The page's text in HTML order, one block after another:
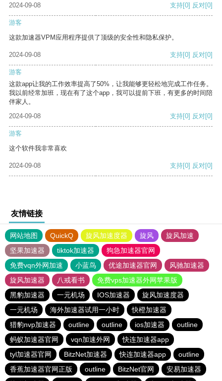
2024-09-08
支持[0] 反对[0]
游客
这款加速器VPM应用程序提供了顶级的安全性和隐私保护。
2024-09-08 支持[0] 反对[0]
游客
这款app让我的工作效率提高了50%，让我能够更轻松地完成工作任务。
我以前经常加班，现在有了这个app，我可以提前下班，有更多的时间陪
伴家人。
2024-09-08
支持[0] 反对[0]
游客
这个软件我非常喜欢
2024-09-08 支持[0] 反对[0]
友情链接
网站地图 QuickQ 旋风加速度器 旋风
旋风加速
坚果加速器
tiktok加速器
狗急加速器官网
免费vqn外网加速
小蓝鸟 优途加速器官网
风驰加速器
旋风加速器
八戒看书
免费vps加速器外网苹果版
黑豹加速器
一元机场 IOS加速器
旋风加速度器
一元机场
海外加速器试用一小时
快橙加速器
猎豹nvp加速器
outline outline ios加速器
outline
蚂蚁加速器官网
vqn加速外网
快连加速器app
tyl加速器官网
BitzNet加速器 快连加速器app
outline
香蕉加速器官网正版
outline BitzNet官网
安易加速器